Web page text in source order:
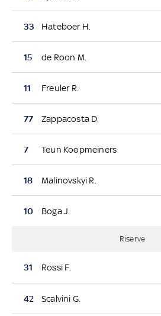
33 Hateboer H.
15 de Roon M.
11 Freuler R.
77 Zappacosta D.
7 Teun Koopmeiners
18 Malinovskyi R.
10 Boga J.
Riserve
31 Rossi F.
42 Scalvini G.